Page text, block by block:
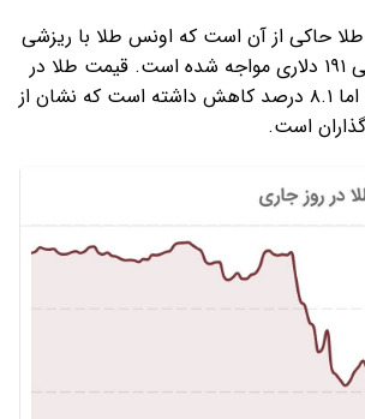
حاکی از آن است که اونس طلا با ریزشی
۴.۴ درصد و به عبارتی ۱۹۱ دلاری مواجه شده است. قیمت طلا در
طول یک ماه گذشته اما ۸.۱ درصد کاهش داشته است که نشان از
است.